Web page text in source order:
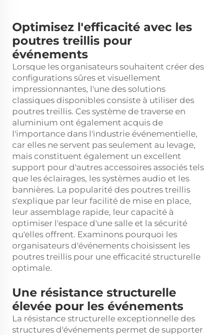
Optimisez l'efficacité avec les
poutres treillis pour
événements
Lorsque les organisateurs souhaitent créer des
configurations sûres et visuellement
impressionnantes, l'une des solutions
classiques disponibles consiste à utiliser des
poutres treillis. Ces système de traverse en
aluminium ont également acquis de
l'importance dans l'industrie événementielle,
car elles ne servent pas seulement au levage,
mais constituent également un excellent
support pour d'autres accessoires associés tels
que les éclairages, les systèmes audio et les
bannières. La popularité des poutres treillis
s'explique par leur facilité de mise en place,
leur assemblage rapide, leur capacité à
optimiser l'espace d'une salle et la sécurité
qu'elles offrent. Examinons pourquoi les
organisateurs d'événements choisissent les
poutres treillis pour une efficacité structurelle
optimale.
Une résistance structurelle
élevée pour les événements
La résistance structurelle exceptionnelle des
structures d'événements permet de supporter